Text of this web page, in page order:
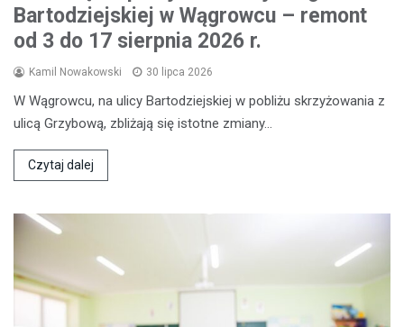
Bartodziejskiej w Wągrowcu – remont
od 3 do 17 sierpnia 2026 r.
Kamil Nowakowski 30 lipca 2026
W Wągrowcu, na ulicy Bartodziejskiej w pobliżu skrzyżowania z
ulicą Grzybową, zbliżają się istotne zmiany…
Czytaj dalej